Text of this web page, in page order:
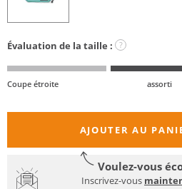
Évaluation de la taille : ?
Coupe étroite assorti
AJOUTER AU
Voulez-vous
Inscrivez-vous